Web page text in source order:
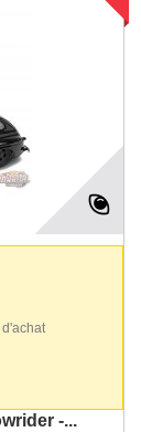
-...